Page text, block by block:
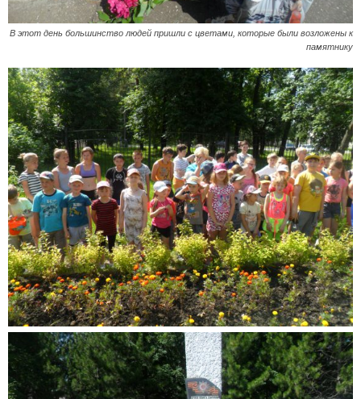
В этот день большинство людей пришли с цветами, которые были возложены к
памятнику